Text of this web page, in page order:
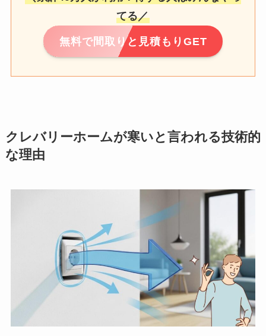
てる／
無料で間取りと見積もりGET
クレバリーホームが寒いと言われる技術的
な理由